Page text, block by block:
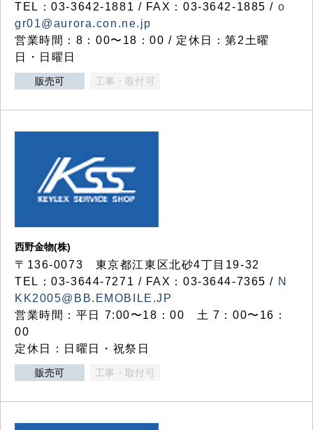
TEL：03-3642-1881 / FAX：03-3642-1885 / o
gr01@aurora.con.ne.jp
営業時間：8：00〜18：00 / 定休日：第2土曜
日・日曜日
販売可 工事・取付可
西野金物(株)
〒136-0073 東京都江東区北砂4丁目19-32
TEL：03‐3644‐7271 / FAX：03-3644-7365 / N
KK2005@BB.EMOBILE.JP
営業時間：平日 7:00〜18：00 土 7：00〜16：
00
定休日：日曜日・祝祭日
販売可 工事・取付可